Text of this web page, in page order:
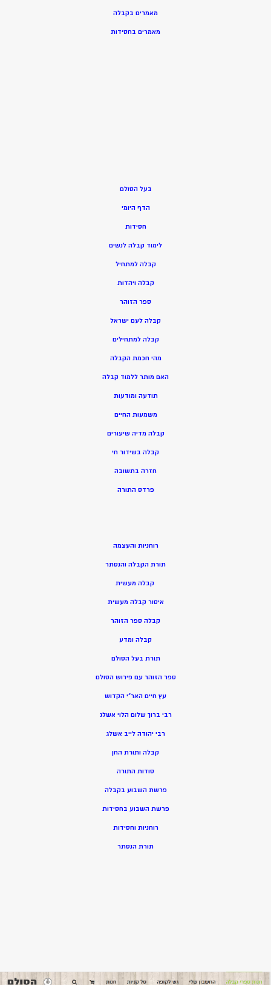
מאמרים בקבלה
מאמרים בחסידות
בעל הסולם
הדף היומי
חסידות
לימוד קבלה לנשים
קבלה למתחיל
קבלה ויהדות
ספר הזוהר
קבלה לעם ישראל
קבלה למתחילים
מהי חכמת הקבלה
האם מותר ללמוד קבלה
תודעה ומודעות
משמעות החיים
קבלה מדיה שיעורים
קבלה בשידור חי
חזרה בתשובה
פרדס התורה
רוחניות והעצמה
תורת הקבלה והנסתר
קבלה מעשית
איסור קבלה מעשית
קבלה ספר הזוהר
קבלה ומדע
תורת בעל הסולם
ספר הזוהר עם פירוש הסולם
עץ חיים האר”י הקדוש
רבי ברוך שלום הלוי אשלג
רבי יהודה לייב אשלג
קבלה ותורת החן
סודות התורה
פרשת השבוע בקבלה
פרשת השבוע בחסידות
רוחניות וחסידות
תורת הנסתר